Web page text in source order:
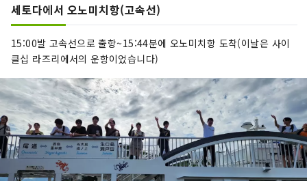
세토다에서 오노미치항(고속선)
15:00발 고속선으로 출항~15:44분에 오노미치항 도착(이날은 사이
클십 라즈리에서의 운항이었습니다)